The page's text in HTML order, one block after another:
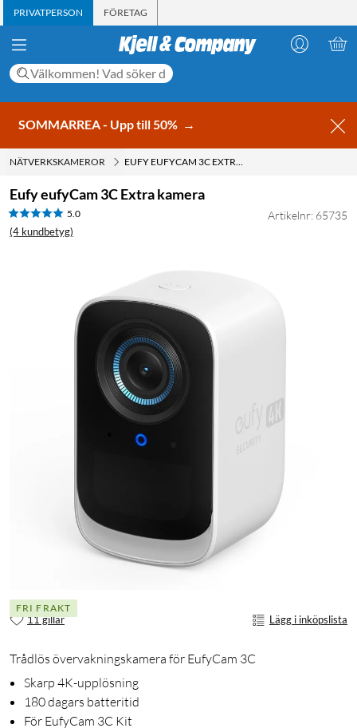
PRIVATPERSON FÖRETAG
SOMMARREA - Upp till 50% →
NÄTVERKSKAMEROR EUFY EUFYCAM 3C EXTRA KAMERA
Eufy eufyCam 3C Extra kamera
5.0
(4 kundbetyg)
Artikelnr: 65735
FRI FRAKT
11 gillar Lägg i inköpslista
Trådlös övervakningskamera för EufyCam 3C
Skarp 4K-upplösning
180 dagars batteritid
För EufyCam 3C Kit